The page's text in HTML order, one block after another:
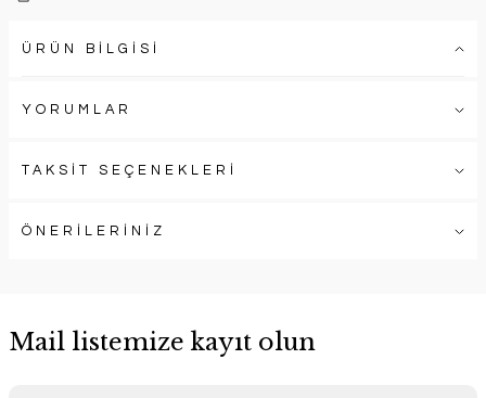
ÜRÜN BİLGİSİ
YORUMLAR
TAKSİT SEÇENEKLERİ
ÖNERİLERİNİZ
Mail listemize kayıt olun